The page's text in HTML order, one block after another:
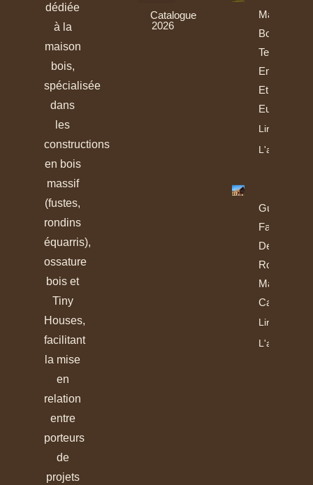
dédiée
à la
maison
bois,
spécialisée
dans
les
constructions
en bois
massif
(fustes,
rondins
équarris),
ossature
bois et
Tiny
Houses,
facilitant
la mise
en
relation
entre
porteurs
de
projets
Catalogue
2026
Maisons
Bois :
Tendances
En France
Et En
Europe
Lire
L'article
Guide De
Fabrication
Des
Rondins Et
Madriers
Calibrés
Lire
L'article